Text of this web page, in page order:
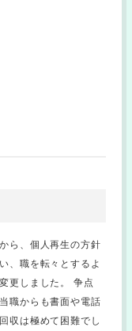
ら、個人再生の方針
、職を転々とするよ
更しました。 争点
職からも書面や電話
収は極めて困難でし